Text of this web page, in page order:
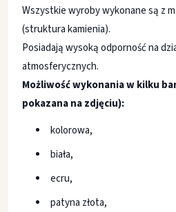
Wszystkie wyroby wykonane są z
(struktura kamienia).
Posiadają wysoką odporność na
atmosferycznych.
Możliwość wykonania w kilku
pokazana na zdjęciu):
kolorowa,
biała,
ecru,
patyna złota,